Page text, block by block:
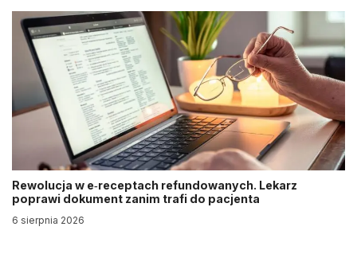
Rewolucja w e‑receptach refundowanych. Lekarz
poprawi dokument zanim trafi do pacjenta
6 sierpnia 2026